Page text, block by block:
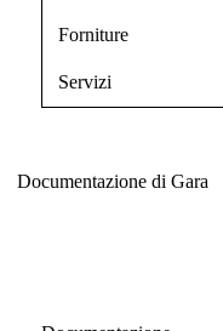
Forniture
Servizi
Documentazione di Gara